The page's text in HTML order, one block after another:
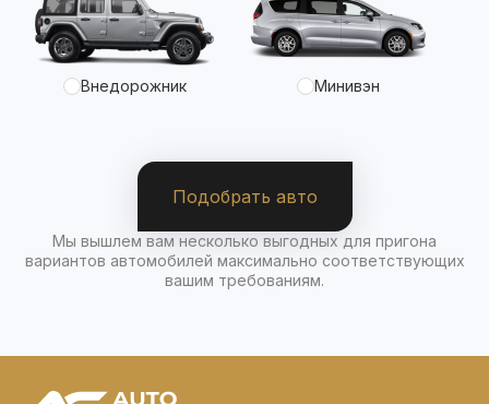
Внедорожник Минивэн
Подобрать авто
Мы вышлем вам несколько выгодных для пригона
вариантов автомобилей максимально соответствующих
вашим требованиям.